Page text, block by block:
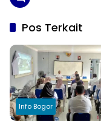
Pos Terkait
Info Bogor